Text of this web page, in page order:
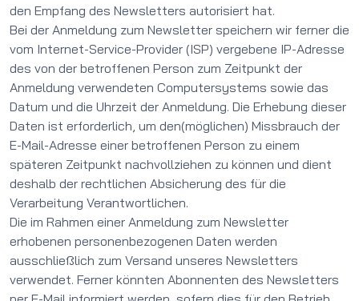
den Empfang des Newsletters autorisiert hat.
Bei der Anmeldung zum Newsletter speichern wir ferner die
vom Internet-Service-Provider (ISP) vergebene IP-Adresse
des von der betroffenen Person zum Zeitpunkt der
Anmeldung verwendeten Computersystems sowie das
Datum und die Uhrzeit der Anmeldung. Die Erhebung dieser
Daten ist erforderlich, um den(möglichen) Missbrauch der
E-Mail-Adresse einer betroffenen Person zu einem
späteren Zeitpunkt nachvollziehen zu können und dient
deshalb der rechtlichen Absicherung des für die
Verarbeitung Verantwortlichen.
Die im Rahmen einer Anmeldung zum Newsletter
erhobenen personenbezogenen Daten werden
ausschließlich zum Versand unseres Newsletters
verwendet. Ferner könnten Abonnenten des Newsletters